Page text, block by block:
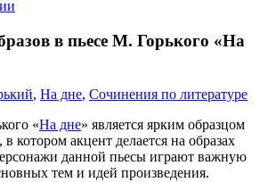
в пьесе М. Горького «На
, На дне, Сочинения по литературе
«На дне» является ярким образцом
котором акцент делается на образах
данной пьесы играют важную
тем и идей произведения.